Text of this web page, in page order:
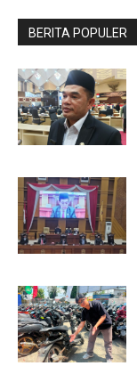
BERITA POPULER